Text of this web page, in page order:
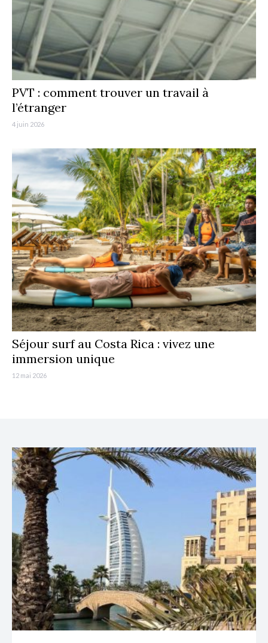
PVT : comment trouver un travail à
l’étranger
4 juin 2026
Séjour surf au Costa Rica : vivez une
immersion unique
12 mai 2026